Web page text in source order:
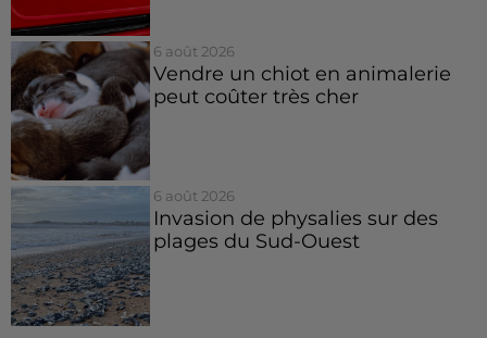
6 août 2026
Vendre un chiot en animalerie
peut coûter très cher
6 août 2026
Invasion de physalies sur des
plages du Sud-Ouest